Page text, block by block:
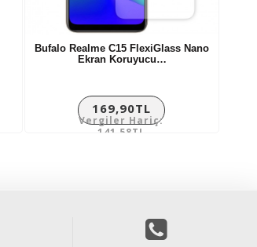
Bufalo Realme C15 FlexiGlass Nano
Ekran Koruyucu…
169,90TL
Vergiler Hariç:
141,58TL